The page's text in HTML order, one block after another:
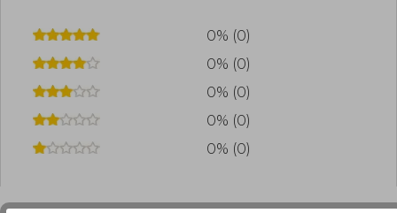
0% (0)
0% (0)
0% (0)
0% (0)
0% (0)